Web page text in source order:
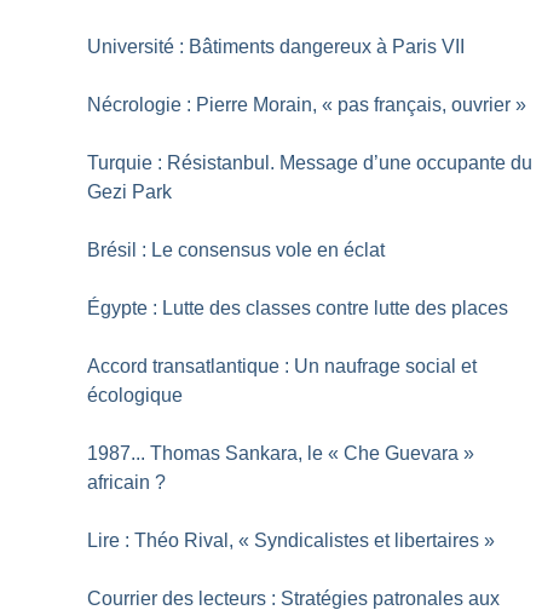
Université : Bâtiments dangereux à Paris VII
Nécrologie : Pierre Morain, « pas français, ouvrier »
Turquie : Résistanbul. Message d’une occupante du
Gezi Park
Brésil : Le consensus vole en éclat
Égypte : Lutte des classes contre lutte des places
Accord transatlantique : Un naufrage social et
écologique
1987... Thomas Sankara, le « Che Guevara »
africain ?
Lire : Théo Rival, « Syndicalistes et libertaires »
Courrier des lecteurs : Stratégies patronales aux